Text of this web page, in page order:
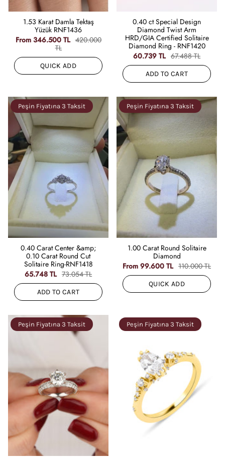
1.53 Karat Damla Tektaş
Yüzük RNF1436
From346.500 TL 420.000
TL
QUICK ADD
0.40 ct Special Design
Diamond Twist Arm
HRD/GIA Certified Solitaire
Diamond Ring - RNF1420
60.739 TL 67.488 TL
ADD TO CART
Peşin Fiyatına 3 Taksit
0.40 Carat Center &amp;
0.10 Carat Round Cut
Solitaire Ring-RNF1418
65.748 TL 73.054 TL
ADD TO CART
Peşin Fiyatına 3 Taksit
1.00 Carat Round Solitaire
Diamond
From 99.600 TL 110.000 TL
QUICK ADD
Peşin Fiyatına 3 Taksit Peşin Fiyatına 3 Taksit